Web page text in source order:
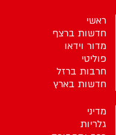
ראשי
חדשות ברצף
מדור וידאו
פוליטי
חרבות ברזל
חדשות בארץ
מדיני
גלריות